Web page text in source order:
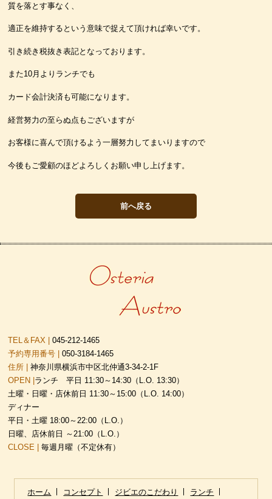
質を落とす事なく、
適正を維持するという意味で捉えて頂ければ幸いです。
引き続き税抜き表記となっております。
また10月よりランチでも
カード会計決済も可能になります。
経営努力の至らぬ点もございますが
お客様に喜んで頂けるよう一層努力してまいりますので
今後もご愛顧のほどよろしくお願い申し上げます。
前へ戻る
TEL＆FAX | 045-212-1465
予約専用番号 | 050-3184-1465
住所 | 神奈川県横浜市中区北仲通3-34-2-1F
OPEN |ランチ 平日 11:30～14:30（L.O. 13:30）
土曜・日曜・店休前日 11:30～15:00（L.O. 14:00）
ディナー
平日・土曜 18:00～22:00（L.O.）
日曜、店休前日 ～21:00（L.O.）
CLOSE | 毎週月曜（不定休有）
ホーム コンセプト ジビエのこだわり ランチ